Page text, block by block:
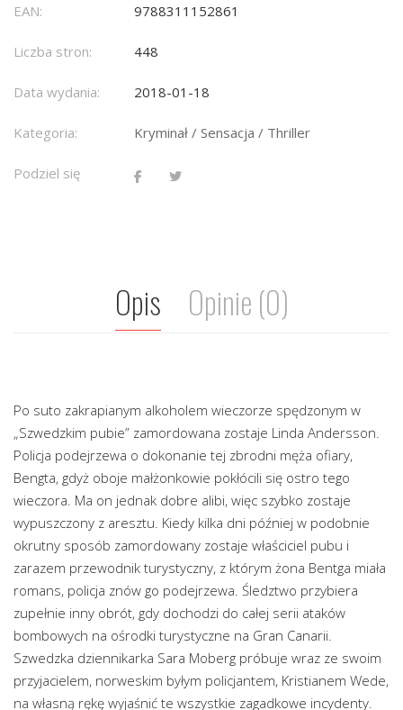
EAN: 9788311152861
Liczba stron: 448
Data wydania: 2018-01-18
Kategoria: Kryminał / Sensacja / Thriller
Podziel się
Opis Opinie (0)
Po suto zakrapianym alkoholem wieczorze spędzonym w
„Szwedzkim pubie” zamordowana zostaje Linda Andersson.
Policja podejrzewa o dokonanie tej zbrodni męża ofiary,
Bengta, gdyż oboje małżonkowie pokłócili się ostro tego
wieczora. Ma on jednak dobre alibi, więc szybko zostaje
wypuszczony z aresztu. Kiedy kilka dni później w podobnie
okrutny sposób zamordowany zostaje właściciel pubu i
zarazem przewodnik turystyczny, z którym żona Bentga miała
romans, policja znów go podejrzewa. Śledztwo przybiera
zupełnie inny obrót, gdy dochodzi do całej serii ataków
bombowych na ośrodki turystyczne na Gran Canarii.
Szwedzka dziennikarka Sara Moberg próbuje wraz ze swoim
przyjacielem, norweskim byłym policjantem, Kristianem Wede,
na własną rękę wyjaśnić te wszystkie zagadkowe incydenty.